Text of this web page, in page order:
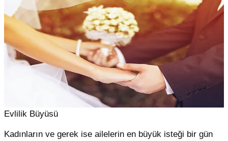
Evlilik Büyüsü
Kadınların ve gerek ise ailelerin en büyük isteği bir gün